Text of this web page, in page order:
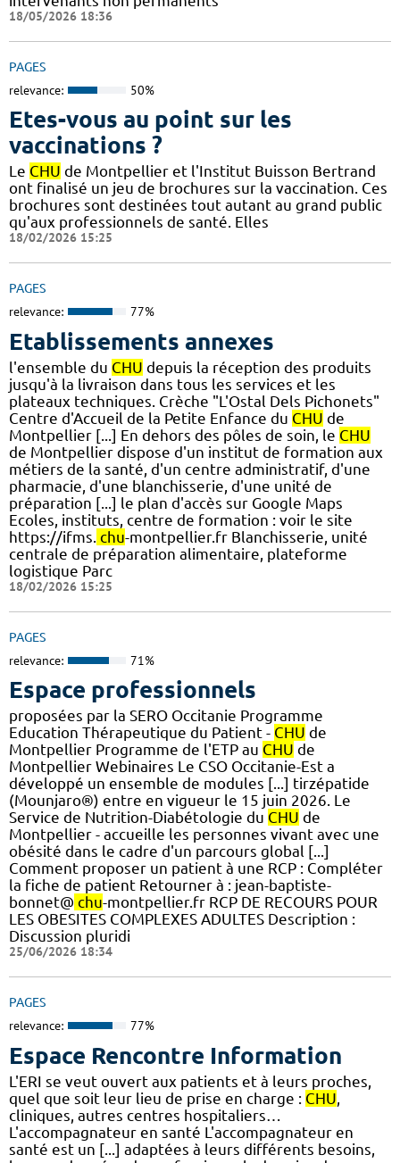
18/05/2026 18:36
PAGES
relevance: 50%
Etes-vous au point sur les
vaccinations ?
Le CHU de Montpellier et l'Institut Buisson Bertrand
ont finalisé un jeu de brochures sur la vaccination. Ces
brochures sont destinées tout autant au grand public
qu'aux professionnels de santé. Elles
18/02/2026 15:25
PAGES
relevance: 77%
Etablissements annexes
l'ensemble du CHU depuis la réception des produits
jusqu'à la livraison dans tous les services et les
plateaux techniques. Crèche "L'Ostal Dels Pichonets"
Centre d'Accueil de la Petite Enfance du CHU de
Montpellier [...] En dehors des pôles de soin, le CHU
de Montpellier dispose d'un institut de formation aux
métiers de la santé, d'un centre administratif, d'une
pharmacie, d'une blanchisserie, d'une unité de
préparation [...] le plan d'accès sur Google Maps
Ecoles, instituts, centre de formation : voir le site
https://ifms. chu-montpellier.fr Blanchisserie, unité
centrale de préparation alimentaire, plateforme
logistique Parc
18/02/2026 15:25
PAGES
relevance: 71%
Espace professionnels
proposées par la SERO Occitanie Programme
Education Thérapeutique du Patient - CHU de
Montpellier Programme de l'ETP au CHU de
Montpellier Webinaires Le CSO Occitanie-Est a
développé un ensemble de modules [...] tirzépatide
(Mounjaro®) entre en vigueur le 15 juin 2026. Le
Service de Nutrition-Diabétologie du CHU de
Montpellier - accueille les personnes vivant avec une
obésité dans le cadre d'un parcours global [...]
Comment proposer un patient à une RCP : Compléter
la fiche de patient Retourner à : jean-baptiste-
bonnet@ chu-montpellier.fr RCP DE RECOURS POUR
LES OBESITES COMPLEXES ADULTES Description :
Discussion pluridi
25/06/2026 18:34
PAGES
relevance: 77%
Espace Rencontre Information
L'ERI se veut ouvert aux patients et à leurs proches,
quel que soit leur lieu de prise en charge : CHU
cliniques, autres centres hospitaliers…
L'accompagnateur en santé L'accompagnateur en
santé est un [...] adaptées à leurs différents besoins,